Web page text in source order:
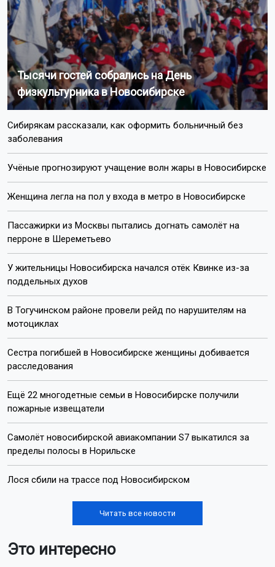
Тысячи гостей собрались на День
физкультурника в Новосибирске
Сибирякам рассказали, как оформить больничный без
заболевания
Учёные прогнозируют учащение волн жары в Новосибирске
Женщина легла на пол у входа в метро в Новосибирске
Пассажирки из Москвы пытались догнать самолёт на
перроне в Шереметьево
У жительницы Новосибирска начался отёк Квинке из-за
поддельных духов
В Тогучинском районе провели рейд по нарушителям на
мотоциклах
Сестра погибшей в Новосибирске женщины добивается
расследования
Ещё 22 многодетные семьи в Новосибирске получили
пожарные извещатели
Самолёт новосибирской авиакомпании S7 выкатился за
пределы полосы в Норильске
Лося сбили на трассе под Новосибирском
Читать все новости
Это интересно